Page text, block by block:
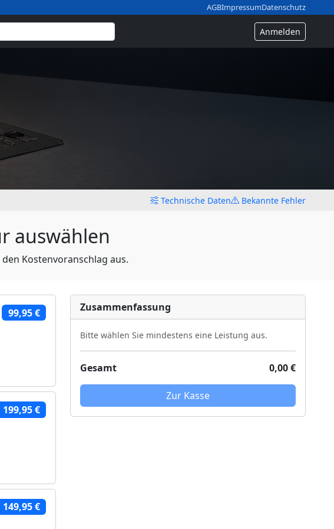
AGBImpressumDatenschutz
Anmelden
Technische Daten Bekannte Fehler
auswählen
Kostenvoranschlag aus.
99,95 €
199,95 €
149,95 €
Zusammenfassung
Bitte wählen Sie mindestens eine Leistung aus.
Gesamt 0,00 €
Zur Kasse